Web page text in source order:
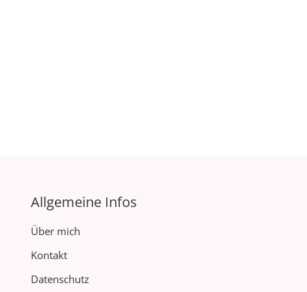
Allgemeine Infos
Über mich
Kontakt
Datenschutz